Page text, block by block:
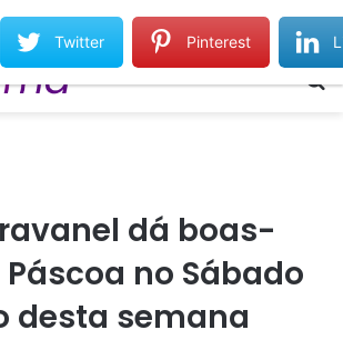
Gilberto Gil relembra Preta Gil e destaca força do legado deixado pela filha
dá boas-
no Sábado
desta semana
Twitter Pinterest